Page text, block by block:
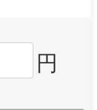
円